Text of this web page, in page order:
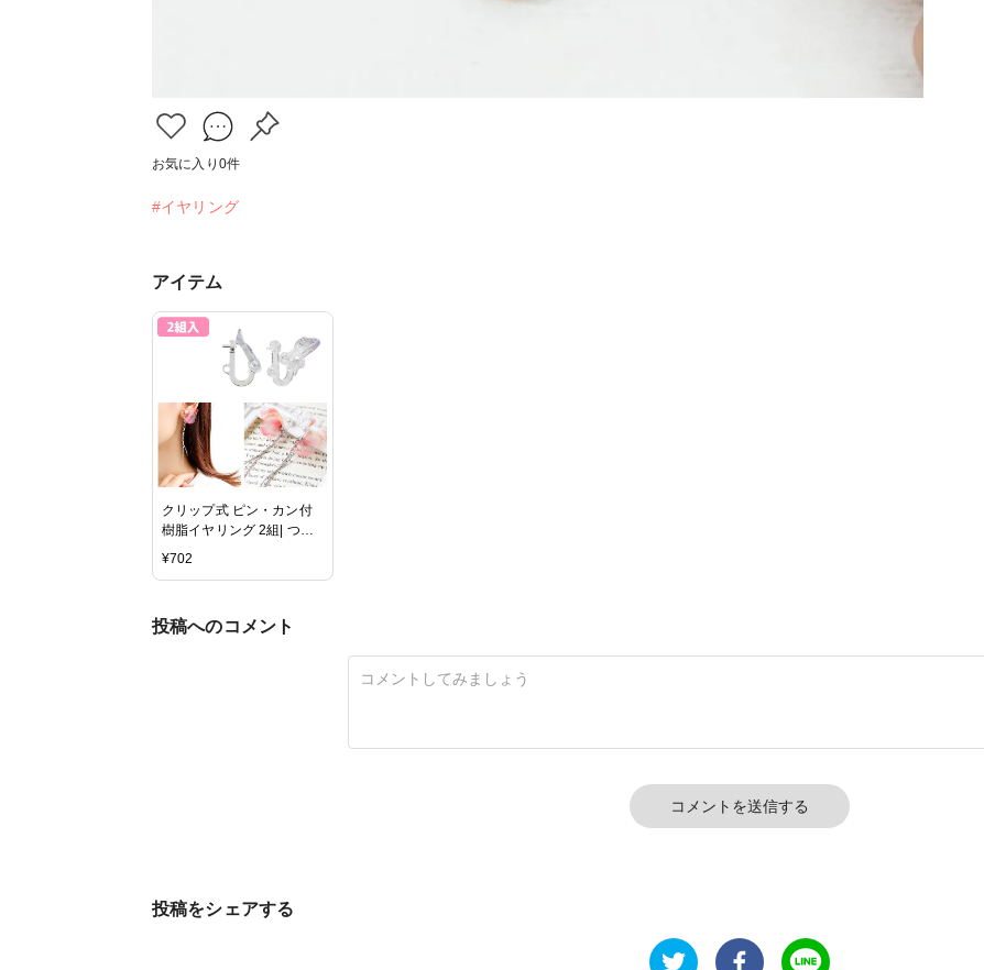
お気に入り 0件
#イヤリング
アイテム
クリップ式 ピン・カン付
樹脂イヤリング 2組| つく
る楽しみ
¥702
投稿へのコメント
コメントを送信する
投稿をシェアする